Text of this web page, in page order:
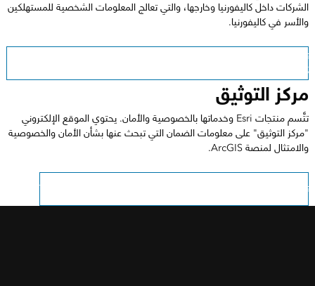
الشركات داخل كاليفورنيا وخارجها، والتي تعالج المعلومات الشخصية للمستهلكين
والأسر في كاليفورنيا.
تعرّف على النهج الذي نتَّبعه في الامتثال لقانون حماية خصوصية المستهلك في
كاليفورنيا (CCPA)
مركز التوثيق
تتَّسم منتجات Esri وخدماتها بالخصوصية والأمان. يحتوي الموقع الإلكتروني
"مركز التوثيق" على معلومات الضمان التي تبحث عنها بشأن الأمان والخصوصية
والامتثال لمنصة ArcGIS.
تعرّف على مزيد من المعلومات في هذا الشأن في Trust.ArcGIS.com